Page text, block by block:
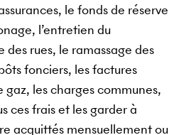
le fonds de réserve
l’entretien du
rues, le ramassage des
fonciers, les factures
gaz, les charges communes,
ces frais et les garder à
acquittés mensuellement ou